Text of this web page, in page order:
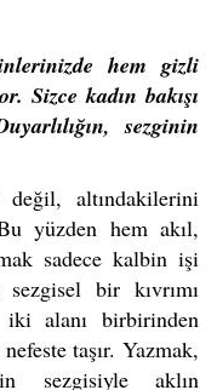
hem gizli
Sizce kadın bakışı
sezginin
değil, altındakilerini
yüzden hem akıl,
sadece kalbin işi
bir kıvrımı
alanı birbirinden
taşır. Yazmak,
sezgisiyle aklın